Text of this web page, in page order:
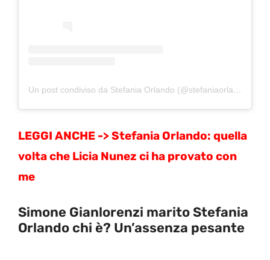
Un post condiviso da Stefania Orlando (@stefaniaorlando1)
LEGGI ANCHE ->Stefania Orlando: quella
volta che Licia Nunez ci ha provato con
me
Simone Gianlorenzi marito Stefania
Orlando chi è? Un’assenza pesante